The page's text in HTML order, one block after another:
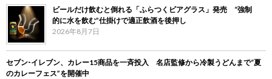
ビールだけ飲むと倒れる「ふらつくビアグラス」発売 “強制
的に水を飲む”仕掛けで適正飲酒を後押し
2026年8月7日
セブン‐イレブン、カレー15商品を一斉投入 名店監修から冷製うどんまで“夏
のカレーフェス”を開催中